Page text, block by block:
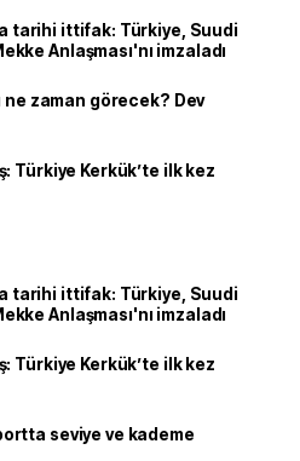
tarihi ittifak: Türkiye, Suudi
Anlaşması'nı imzaladı
ne zaman görecek? Dev
Türkiye Kerkük’te ilk kez
tarihi ittifak: Türkiye, Suudi
Anlaşması'nı imzaladı
Türkiye Kerkük’te ilk kez
seviye ve kademe